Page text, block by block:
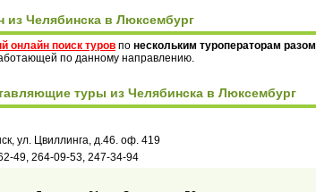
из Челябинска в Люксембург
онлайн поиск туров по нескольким туроператорам разом
по данному направлению.
туры из Челябинска в Люксембург
ул. Цвиллинга, д.46. оф. 419
49, 264-09-53, 247-34-94